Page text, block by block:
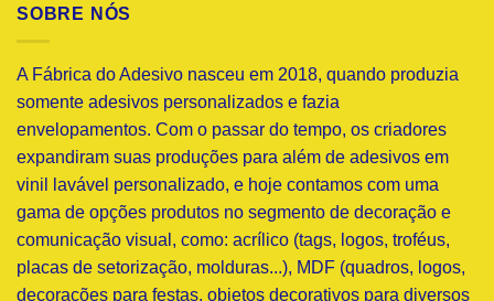
SOBRE NÓS
A Fábrica do Adesivo nasceu em 2018, quando produzia
somente adesivos personalizados e fazia
envelopamentos. Com o passar do tempo, os criadores
expandiram suas produções para além de adesivos em
vinil lavável personalizado, e hoje contamos com uma
gama de opções produtos no segmento de decoração e
comunicação visual, como: acrílico (tags, logos, troféus,
placas de setorização, molduras...), MDF (quadros, logos,
decorações para festas, objetos decorativos para diversos